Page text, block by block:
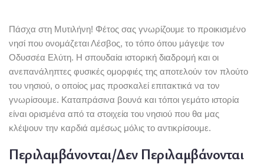
Πάσχα στη Μυτιλήνη! Φέτος σας γνωρίζουμε το προικισμένο
νησί που ονομάζεται Λέσβος, το τόπο όπου μάγεψε τον
Οδυσσέα Ελύτη. Η σπουδαία ιστορική διαδρομή και οι
ανεπανάληπτες φυσικές ομορφιές της αποτελούν τον πλούτο
του νησιού, ο οποίος μας προσκαλεί επιτακτικά να τον
γνωρίσουμε. Καταπράσινα βουνά και τόποι γεμάτο ιστορία
είναι ορισμένα από τα στοιχεία του νησιού που θα μας
κλέψουν την καρδιά αμέσως μόλις το αντικρίσουμε.
Περιλαμβάνονται/Δεν Περιλαμβάνονται